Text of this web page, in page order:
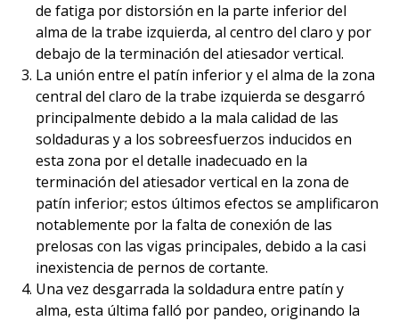
de fatiga por distorsión en la parte inferior del
alma de la trabe izquierda, al centro del claro y por
debajo de la terminación del atiesador vertical.
La unión entre el patín inferior y el alma de la zona
central del claro de la trabe izquierda se desgarró
principalmente debido a la mala calidad de las
soldaduras y a los sobreesfuerzos inducidos en
esta zona por el detalle inadecuado en la
terminación del atiesador vertical en la zona de
patín inferior; estos últimos efectos se amplificaron
notablemente por la falta de conexión de las
prelosas con las vigas principales, debido a la casi
inexistencia de pernos de cortante.
Una vez desgarrada la soldadura entre patín y
alma, esta última falló por pandeo, originando la